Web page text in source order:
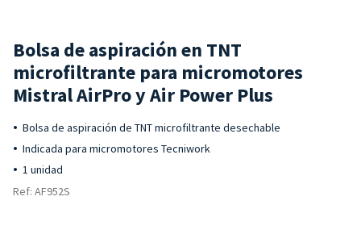
Bolsa de aspiración en TNT
microfiltrante para micromotores
Mistral AirPro y Air Power Plus
Bolsa de aspiración de TNT microfiltrante desechable
Indicada para micromotores Tecniwork
1 unidad
Ref: AF952S